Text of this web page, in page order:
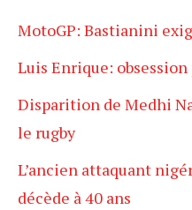
MotoGP: Bastianini
Luis Enrique: obsession
Disparition de Medhi
le rugby
L’ancien attaquant
décède à 40 ans